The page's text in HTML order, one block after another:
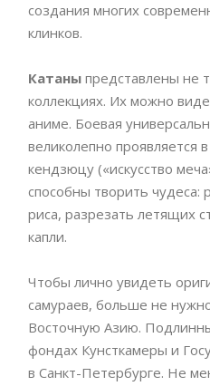
создания многих
клинков.
Катаны представлены не
коллекциях. Их можно
аниме. Боевая
великолепно проявляется
кендзюцу («искусство
способны творить
риса, разрезать летящих
капли.
Чтобы лично увидеть
самураев, больше не
Восточную Азию.
фондах Кунсткамеры и
в Санкт-Петербурге. Не